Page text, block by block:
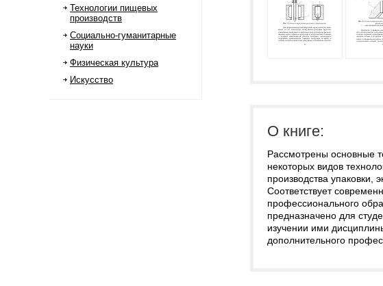
Технологии пищевых
производств
Социально-гуманитарные
науки
Физическая культура
Искусство
О книге:
Рассмотрены основные
некоторых видов
производства упаковки,
Соответствует
профессионального
предназначено для
изучении ими
дополнительного